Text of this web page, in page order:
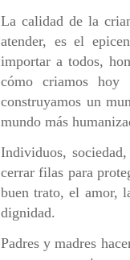
La calidad de la
atender, es el
importar a todos,
cómo criamos hoy
construyamos un
mundo más
Individuos,
cerrar filas para
buen trato, el amor,
dignidad.
Padres y madres